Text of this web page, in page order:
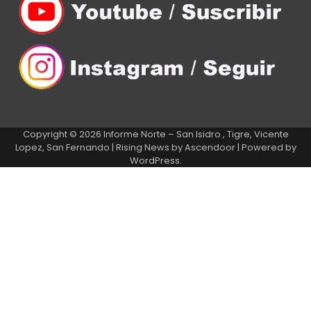
Copyright © 2026 Informe Norte – San Isidro , Tigre, Vicente
Lopez, San Fernando | Rising News byAscendoor| Powered by
WordPress.